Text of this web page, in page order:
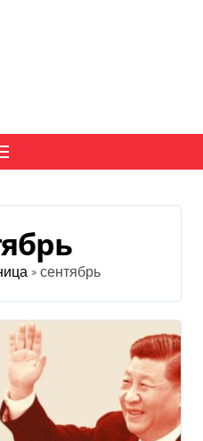
» сентябрь